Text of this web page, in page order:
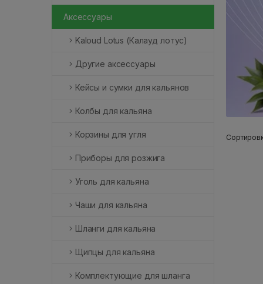
Аксессуары
Kaloud Lotus (Калауд лотус)
Другие аксессуары
Кейсы и сумки для кальянов
Колбы для кальяна
Корзины для угля
Приборы для розжига
Уголь для кальяна
Чаши для кальяна
Шланги для кальяна
Щипцы для кальяна
Комплектующие для шланга